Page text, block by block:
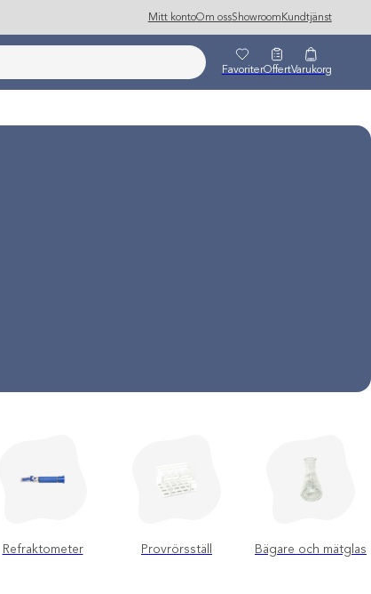
Mitt kontoOm ossShowroom Kundtjänst
FavoriterOffertVarukorg
Refraktometer Provrörsställ Bägare och mätglas